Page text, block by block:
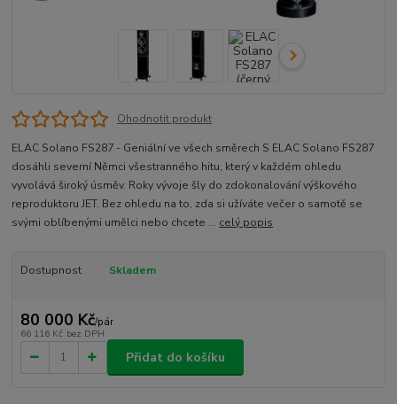
Ohodnotit produkt
ELAC Solano FS287 - Geniální ve všech směrech S ELAC Solano FS287
dosáhli severní Němci všestranného hitu, který v každém ohledu
vyvolává široký úsměv. Roky vývoje šly do zdokonalování výškového
reproduktoru JET. Bez ohledu na to, zda si užíváte večer o samotě se
svými oblíbenými umělci nebo chcete ... celý popis
Dostupnost Skladem
80 000 Kč/pár
66 116 Kč bez DPH
Přidat do košíku